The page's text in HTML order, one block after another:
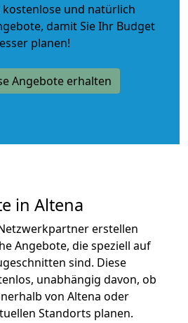
kostenlose und natürlich
, damit Sie Ihr Budget
planen!
Angebote erhalten
in Altena
erstellen
Angebote, die speziell auf
sind. Diese
unabhängig davon, ob
von Altena oder
Standorts planen.